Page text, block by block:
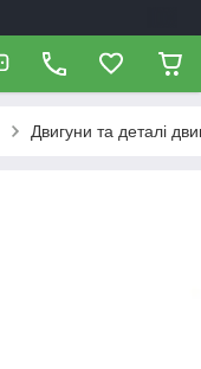
Двигуни та деталі